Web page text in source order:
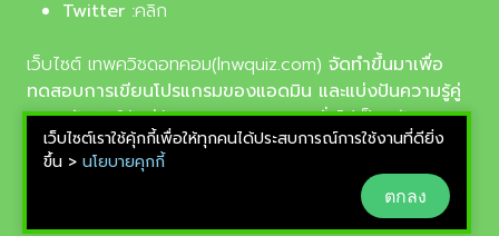
Twitter :คลิก
เว็บไซต์ เทพควิชดอทคอม(lnwquiz.com) จัดทำขึ้นมาเพื่อ
ทดสอบการเขียนโปรแกรมของแอดมิน และแบ่งปันความรู้คู่
ความบันเทิงให้แก่น้อง ๆ ตลอดจนบุคลทั่วไปเป็นหลัก,
รูปภาพที่นำมาใช้ประกอบบทความเป็นรูปภาพจากเว็บ
pixabay.com และunsplash.com ซึ่งเป็นเว็บแจกรูปฟรี
ลิขสิทธิ์แบบ CC0 ที่ช่างภาพจากทั่วโลกอัพโหลดไว้ให้
สามารถนำมาใช้ฟรีได้
เว็บไซต์เราใช้คุ้กกี้เพื่อให้ทุกคนได้ประสบการณ์การใช้งานที่ดียิ่ง
ขึ้น > นโยบายคุกกี้
ตกลง